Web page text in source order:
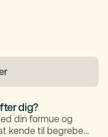
dig?
din formue og
kende til begrebet